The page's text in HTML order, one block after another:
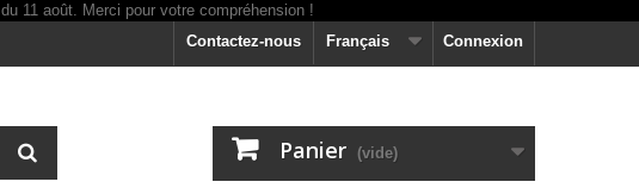
Connexion
Français
Contactez-nous
Panier (vide)